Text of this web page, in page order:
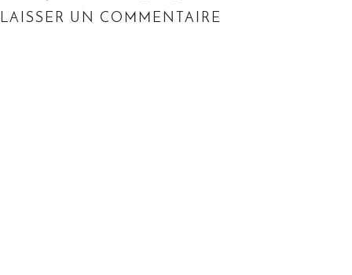
LAISSER UN COMMENTAIRE